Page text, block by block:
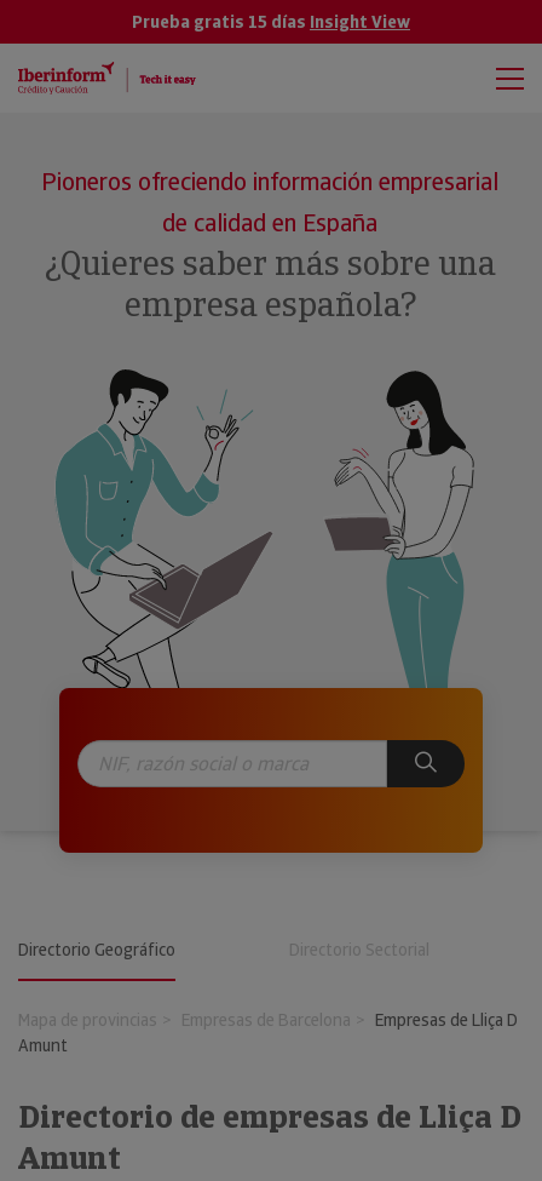
Prueba gratis 15 días Insight View
Pioneros ofreciendo información empresarial
de calidad en España
¿Quieres saber más sobre una
empresa española?
Directorio Geográfico Directorio Sectorial
Mapa de provincias Empresas de Barcelona
Empresas de Lliça D
Amunt
Directorio de empresas de Lliça D
Amunt